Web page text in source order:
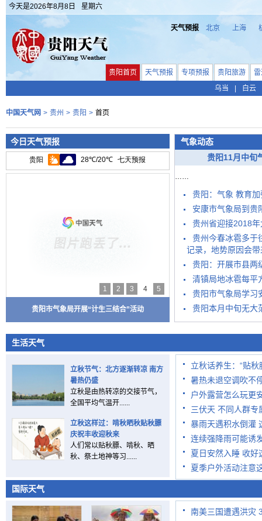
今天是2026年8月8日 星期六
天气预报 北京 上海
贵阳首页 天气预报 专项预报 贵阳旅游
乌当
白云
中国天气网 > 贵州 > 贵阳 > 首页
今日天气预报
1 2 3 4 5
贵阳市气象局开展“计生三结合”活动
气象动态
贵阳11月中旬
……
贵阳：气象 教育
安康市气象局到贵
贵州省迎接2018
贵州今春冰雹多
记录，地势原因会带
贵阳：开展市县两
清镇局地冰雹每平
贵阳市气象局学习
贵阳本月中旬无大
生活天气
立秋节气：北方逐渐转凉 南方
暑热仍盛
立秋是由热转凉的交接节气，
全国平均气温开......
立秋这样过：啃秋晒秋贴秋膘
庆祝丰收迎秋来
人们常以贴秋膘、啃秋、晒
秋、祭土地神等习......
立秋话养生：“贴
暑热未退空调吹不
户外露营怎么玩更
三伏天 不同人群专
暴雨天遇积水倒灌
连续强降雨可能诱
夏日安然入睡 收好
夏季户外活动注意
国际天气
南美三国遭遇洪灾